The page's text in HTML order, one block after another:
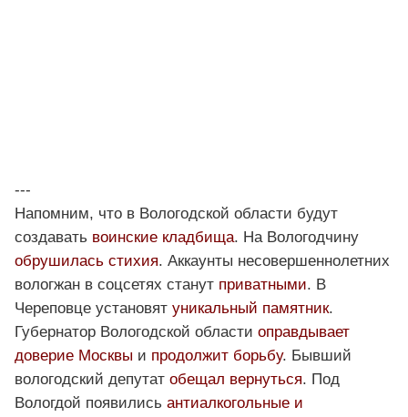
---
Напомним, что в Вологодской области будут
создавать воинские кладбища. На Вологодчину
обрушилась стихия. Аккаунты несовершеннолетних
вологжан в соцсетях станут приватными. В
Череповце установят уникальный памятник.
Губернатор Вологодской области оправдывает
доверие Москвы и продолжит борьбу. Бывший
вологодский депутат обещал вернуться. Под
Вологдой появились антиалкогольные и